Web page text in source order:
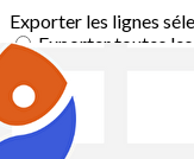
Exporter les lignes
Exporter toutes
Exporter
Menu
?>